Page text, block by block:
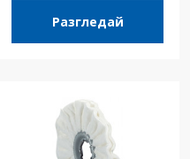
Разгледай